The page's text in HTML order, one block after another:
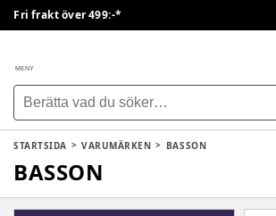
Fri frakt över 499:-*
MENY
STARTSIDA VARUMÄRKEN BASSON
BASSON